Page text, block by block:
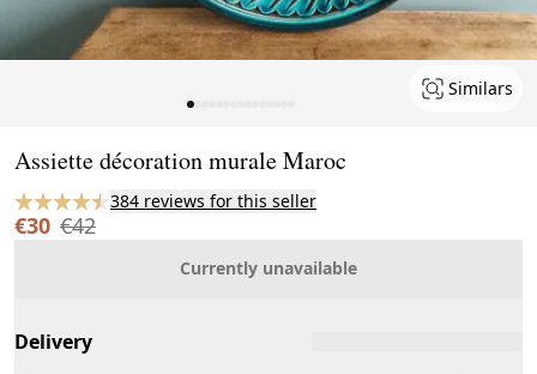
Similars
Assiette décoration murale Maroc
384 reviews for this seller
€30 €42
Currently unavailable
Delivery